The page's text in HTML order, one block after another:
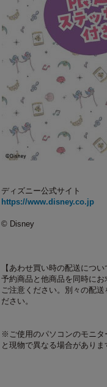
ディズニー公式サイト
https://www.disney.co.jp
© Disney
【あわせ買い時の配送につい
予約商品と他商品を同時に
ご注意ください。別々の配
ださい。
※ご使用のパソコンのモニタ
と現物で異なる場合がありま